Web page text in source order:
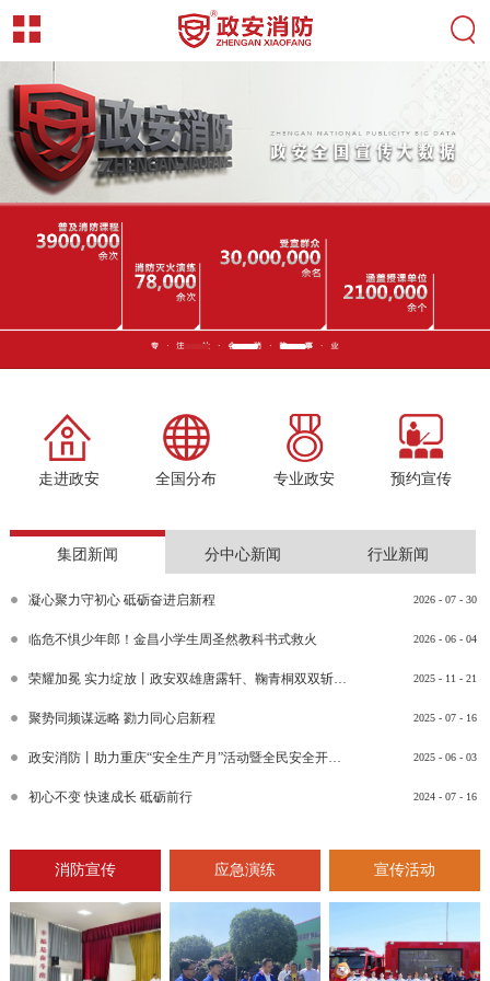
走进政安 全国分布 专业政安 预约宣传
集团新闻 分中心新闻 行业新闻
2026 - 07 - 30
凝心聚力守初心 砥砺奋进启新程
2026 - 06 - 04
临危不惧少年郎！金昌小学生周圣然教科书式救火
2025 - 11 - 21
荣耀加冕 实力绽放丨政安双雄唐露轩、鞠青桐双双斩获“渝消蓝盾讲师团金牌讲师”比武竞赛决赛大奖
2025 - 07 - 16
聚势同频谋远略 勠力同心启新程
2025 - 06 - 03
政安消防丨助力重庆“安全生产月”活动暨全民安全开放日活动
2024 - 07 - 16
初心不变 快速成长 砥砺前行
消防宣传 应急演练 宣传活动